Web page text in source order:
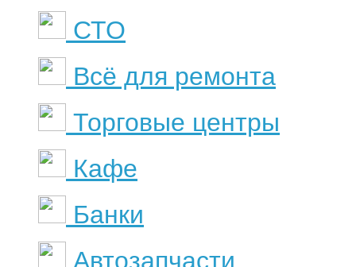
СТО
Всё для ремонта
Торговые центры
Кафе
Банки
Автозапчасти